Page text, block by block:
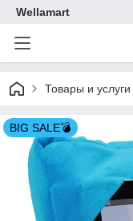
Wellamart
Товары и услуги
BIG SALE💣